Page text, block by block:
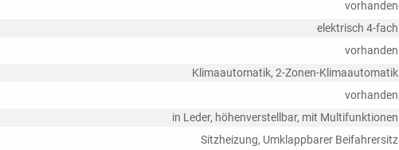
vorhanden
elektrisch 4-fach
vorhanden
Klimaautomatik, 2-Zonen-Klimaautomatik
vorhanden
in Leder, höhenverstellbar, mit Multifunktionen
Sitzheizung, Umklappbarer Beifahrersitz